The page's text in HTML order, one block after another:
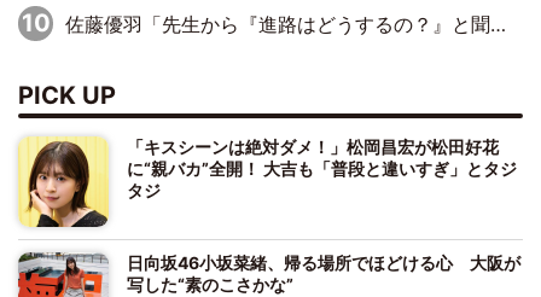
佐藤優羽「先生から『進路はどうするの？』と聞かれて。『実は……』とXのトレンドで1位になっているスマホを見せました」【日向坂46『五期生LIVE』開催記念 五期生“変革”ドキュメンタリー③】
PICK UP
「キスシーンは絶対ダメ！」松岡昌宏が松田好花
に“親バカ”全開！ 大吉も「普段と違いすぎ」とタジ
タジ
日向坂46小坂菜緒、帰る場所でほどける心 大阪が
写した“素のこさかな”